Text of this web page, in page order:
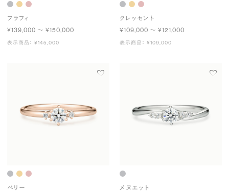
フラフィ
¥139,000 〜 ¥150,000
表示商品： ¥145,000
クレッセント
¥109,000 〜 ¥121,000
表示商品： ¥109,000
ベリー
メヌエット